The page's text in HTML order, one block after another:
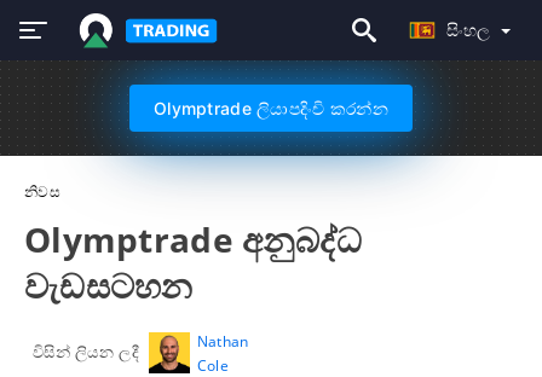
සිංහල
Olymptrade ලියාපදිංචි කරන්න
නිවස
Olymptrade අනුබද්ධ
වැඩසටහන
විසින් ලියන ලදී
Nathan
Cole